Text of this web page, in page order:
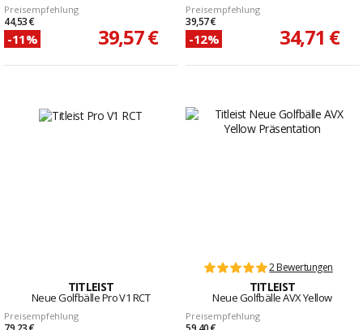
Preisempfehlung
44,53 €
-11% 39,57 €
Preisempfehlung
39,57 €
-12% 34,71 €
TITLEIST
Neue Golfbälle Pro V1 RCT
Preisempfehlung
2 Bewertungen
TITLEIST
Neue Golfbälle AVX Yellow
Preisempfehlung